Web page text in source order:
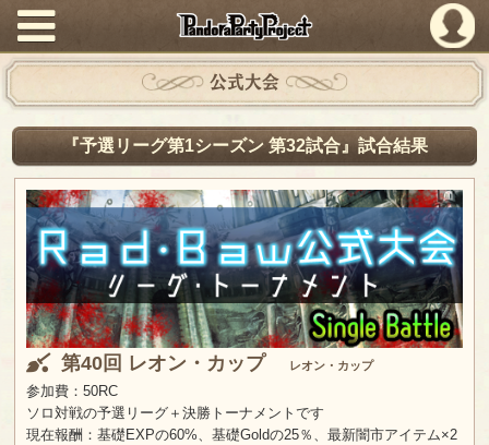
PandoraPartyProject
公式大会
『予選リーグ第1シーズン 第32試合』試合結果
第40回 レオン・カップ レオン・カップ
参加費：50RC
ソロ対戦の予選リーグ＋決勝トーナメントです
現在報酬：基礎EXPの60%、基礎Goldの25％、最新闇市アイテム×2